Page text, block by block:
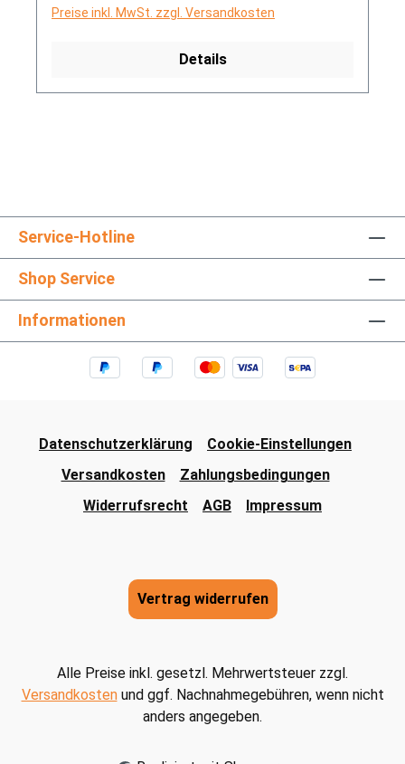
Preise inkl. MwSt. zzgl. Versandkosten
Details
Service-Hotline
Shop Service
Informationen
Datenschutzerklärung
Cookie-Einstellungen
Versandkosten
Zahlungsbedingungen
Widerrufsrecht
AGB Impressum
Vertrag widerrufen
Alle Preise inkl. gesetzl. Mehrwertsteuer zzgl.
Versandkostenund ggf. Nachnahmegebühren, wenn nicht
anders angegeben.